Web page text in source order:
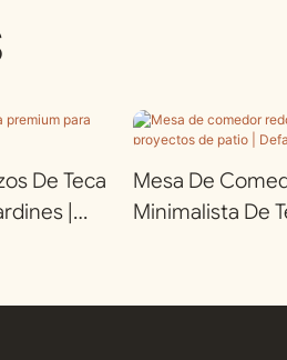
De Teca
|
Mesa De
Minimalista De